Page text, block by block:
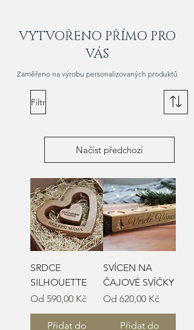
VYTVOŘENO PŘÍMO PRO
VÁS
Zaměřeno na výrobu personalizovaných produktů
Filtr
Načíst předchozí
SRDCE
SILHOUETTE
Od 590,00 Kč
Zvýhodněná cena
Přidat do
SVÍCEN NA
ČAJOVÉ SVÍČKY
Od 620,00 Kč
Zvýhodněná cena
Přidat do